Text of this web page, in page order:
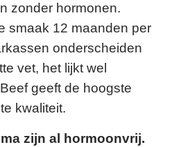
zonder hormonen.
smaak 12 maanden per
onderscheiden
vet, het lijkt wel
geeft de hoogste
kwaliteit.
zijn al hormoonvrij.